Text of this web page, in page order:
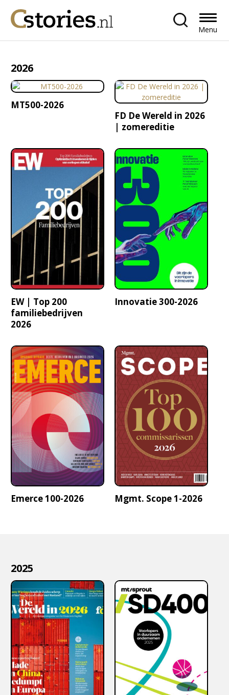
Menu
2026
MT500-2026
FD De Wereld in 2026
| zomereditie
EW | Top 200
familiebedrijven
2026
Innovatie 300-2026
Emerce 100-2026 Mgmt. Scope 1-2026
2025